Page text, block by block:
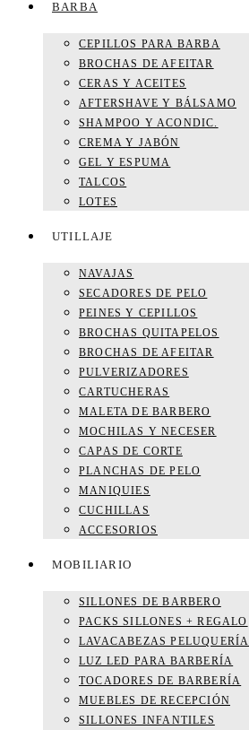
BARBA
CEPILLOS PARA BARBA
BROCHAS DE AFEITAR
CERAS Y ACEITES
AFTERSHAVE Y BÁLSAMO
SHAMPOO Y ACONDIC.
CREMA Y JABÓN
GEL Y ESPUMA
TALCOS
LOTES
UTILLAJE
NAVAJAS
SECADORES DE PELO
PEINES Y CEPILLOS
BROCHAS QUITAPELOS
BROCHAS DE AFEITAR
PULVERIZADORES
CARTUCHERAS
MALETA DE BARBERO
MOCHILAS Y NECESER
CAPAS DE CORTE
PLANCHAS DE PELO
MANIQUIES
CUCHILLAS
ACCESORIOS
MOBILIARIO
SILLONES DE BARBERO
PACKS SILLONES + REGALO
LAVACABEZAS PELUQUERÍA
LUZ LED PARA BARBERÍA
TOCADORES DE BARBERÍA
MUEBLES DE RECEPCIÓN
SILLONES INFANTILES